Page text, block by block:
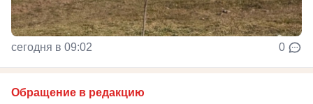
сегодня в 09:02 0
Обращение в редакцию